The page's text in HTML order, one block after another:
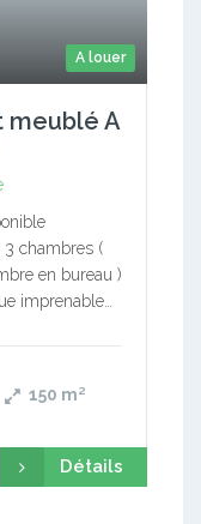
A louer
meublé A
3 chambres (
en bureau )
imprenable…
150 m²
Détails